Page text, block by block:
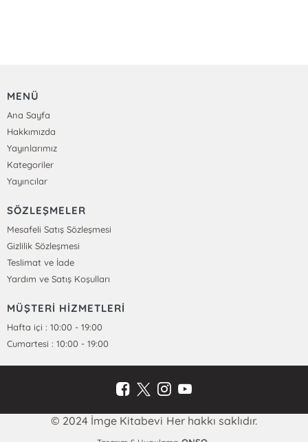
MENÜ
Ana Sayfa
Hakkımızda
Yayınlarımız
Kategoriler
Yayıncılar
SÖZLEŞMELER
Mesafeli Satış Sözleşmesi
Gizlilik Sözleşmesi
Teslimat ve İade
Yardım ve Satış Koşulları
MÜŞTERİ HİZMETLERİ
Hafta içi : 10:00 - 19:00
Cumartesi : 10:00 - 19:00
© 2024 İmge Kitabevi Her hakkı saklıdır.